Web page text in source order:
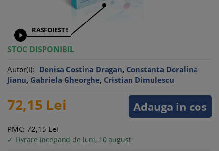

RASFOIESTE
STOC DISPONIBIL
Autor(i): Denisa Costina Dragan, Constanta Doralina
Jianu, Gabriela Gheorghe, Cristian Dimulescu
Adauga in cos
72,15 Lei
PMC: 72,15 Lei
✓ Livrare incepand de luni, 10 august